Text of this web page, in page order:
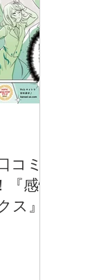
コミ
感性
ス』